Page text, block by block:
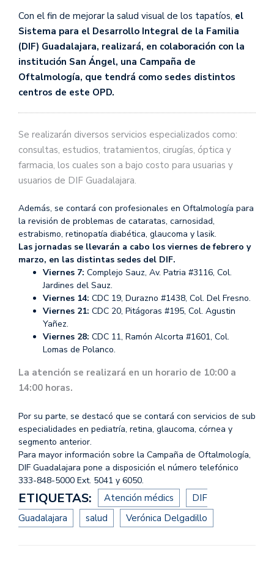
Con el fin de mejorar la salud visual de los tapatíos, el
Sistema para el Desarrollo Integral de la Familia
(DIF) Guadalajara, realizará, en colaboración con la
institución San Ángel, una Campaña de
Oftalmología, que tendrá como sedes distintos
centros de este OPD.
Se realizarán diversos servicios especializados como:
consultas, estudios, tratamientos, cirugías, óptica y
farmacia, los cuales son a bajo costo para usuarias y
usuarios de DIF Guadalajara.
Además, se contará con profesionales en Oftalmología para
la revisión de problemas de cataratas, carnosidad,
estrabismo, retinopatía diabética, glaucoma y lasik.
Las jornadas se llevarán a cabo los viernes de febrero y
marzo, en las distintas sedes del DIF.
Viernes 7: Complejo Sauz, Av. Patria #3116, Col.
Jardines del Sauz.
Viernes 14: CDC 19, Durazno #1438, Col. Del Fresno.
Viernes 21: CDC 20, Pitágoras #195, Col. Agustin
Yañez.
Viernes 28: CDC 11, Ramón Alcorta #1601, Col.
Lomas de Polanco.
La atención se realizará en un horario de 10:00 a
14:00 horas.
Por su parte, se destacó que se contará con servicios de sub
especialidades en pediatría, retina, glaucoma, córnea y
segmento anterior.
Para mayor información sobre la Campaña de Oftalmología,
DIF Guadalajara pone a disposición el número telefónico
333-848-5000 Ext. 5041 y 6050.
ETIQUETAS: Atención médics
DIF
Guadalajara
salud Verónica Delgadillo